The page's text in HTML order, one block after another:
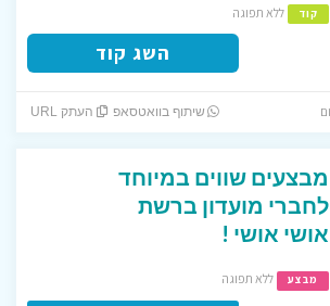
קוד ללא תפוגה
השג קוד
שיתוף בוואטסאפ העתק URL
מבצעים שווים במיוחד
לחברי מועדון ברשת
אושי אושי !
מבצע ללא תפוגה